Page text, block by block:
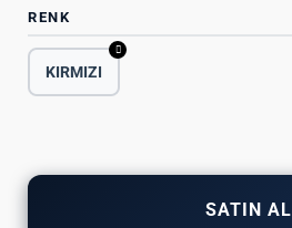
RENK
KIRMIZI
SATIN AL